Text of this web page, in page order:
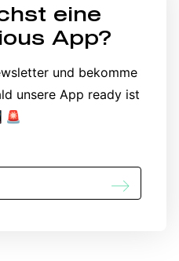
eine
App?
und bekomme
unsere App ready ist